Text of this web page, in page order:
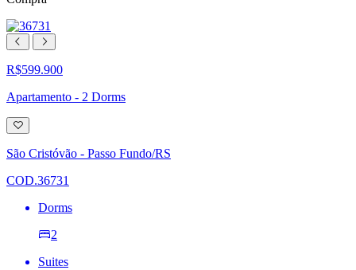
R$599.900
Apartamento - 2 Dorms
Adicionar
à
lista
de
São Cristóvão - Passo Fundo/RS
COD.36731
Dorms
2
Suites